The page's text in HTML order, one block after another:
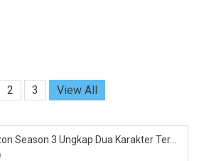
2 3 View All
Season 3 Ungkap Dua Karakter Ter...